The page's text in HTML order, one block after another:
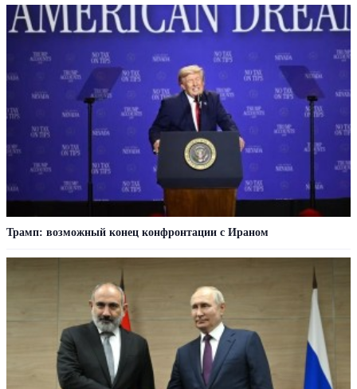
Трамп: возможный конец конфронтации с Ираном